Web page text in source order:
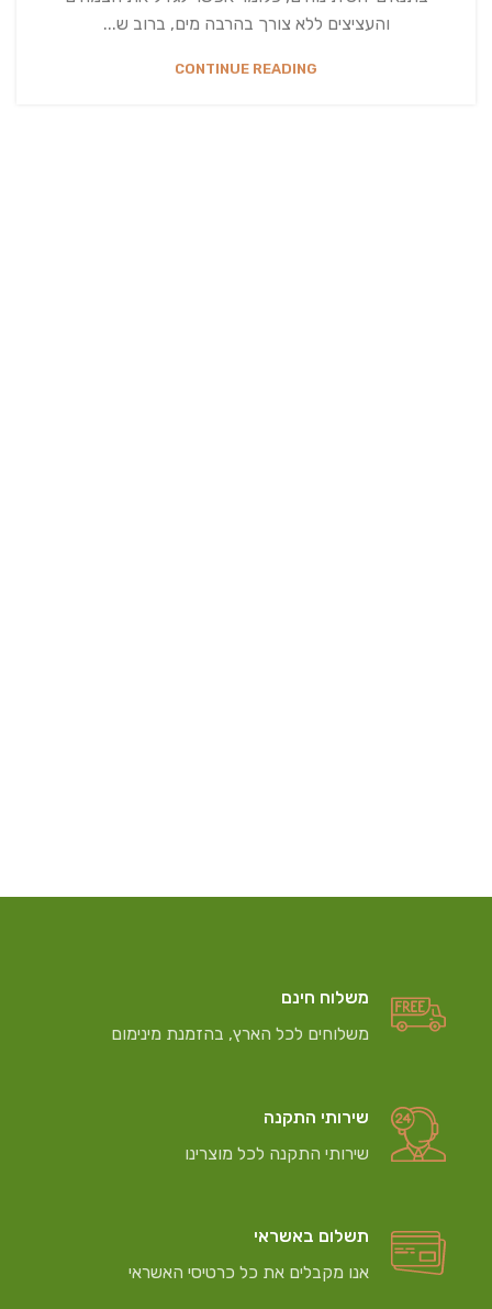
והעציצים ללא צורך בהרבה מים, ברוב ש...
CONTINUE READING
משלוח חינם
משלוחים לכל הארץ, בהזמנת מינימום
שירותי התקנה
שירותי התקנה לכל מוצרינו
תשלום באשראי
אנו מקבלים את כל כרטיסי האשראי